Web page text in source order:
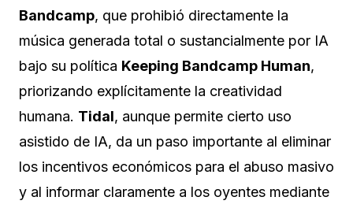
Bandcamp, que prohibió directamente la
música generada total o sustancialmente por IA
bajo su política Keeping Bandcamp Human,
priorizando explícitamente la creatividad
humana. Tidal, aunque permite cierto uso
asistido de IA, da un paso importante al eliminar
los incentivos económicos para el abuso masivo
y al informar claramente a los oyentes mediante